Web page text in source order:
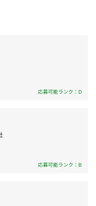
まで支給）
分析などの最先端
、アジャイル
ローバルな経験:
参画し、グローバ
る環境 ・多彩なキ
タサイエンティス
彩なキャリアパス
挑戦することも
応募可能ランク：D
応募可能ランク：B